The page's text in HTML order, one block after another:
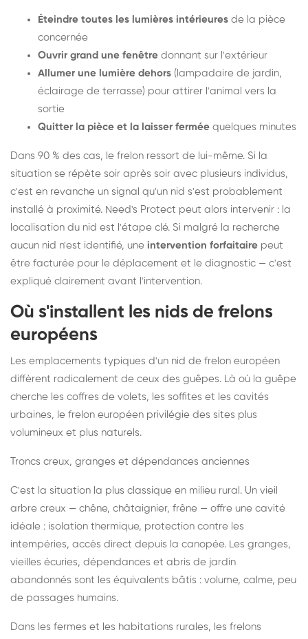
Éteindre toutes les lumières intérieures de la pièce
concernée
Ouvrir grand une fenêtre donnant sur l'extérieur
Allumer une lumière dehors (lampadaire de jardin,
éclairage de terrasse) pour attirer l'animal vers la
sortie
Quitter la pièce et la laisser fermée quelques minutes
Dans 90 % des cas, le frelon ressort de lui-même. Si la
situation se répète soir après soir avec plusieurs individus,
c'est en revanche un signal qu'un nid s'est probablement
installé à proximité. Need's Protect peut alors intervenir : la
localisation du nid est l'étape clé. Si malgré la recherche
aucun nid n'est identifié, une intervention forfaitaire peut
être facturée pour le déplacement et le diagnostic — c'est
expliqué clairement avant l'intervention.
Où s'installent les nids de frelons
européens
Les emplacements typiques d'un nid de frelon européen
diffèrent radicalement de ceux des guêpes. Là où la guêpe
cherche les coffres de volets, les soffites et les cavités
urbaines, le frelon européen privilégie des sites plus
volumineux et plus naturels.
Troncs creux, granges et dépendances anciennes
C'est la situation la plus classique en milieu rural. Un vieil
arbre creux — chêne, châtaignier, frêne — offre une cavité
idéale : isolation thermique, protection contre les
intempéries, accès direct depuis la canopée. Les granges,
vieilles écuries, dépendances et abris de jardin
abandonnés sont les équivalents bâtis : volume, calme, peu
de passages humains.
Dans les fermes et les habitations rurales, les frelons